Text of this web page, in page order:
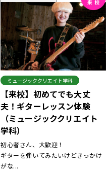
ミュージッククリエイト学科
【来校】初めてでも大丈
夫！ギターレッスン体験
（ミュージッククリエイト
学科）
初心者さん、大歓迎！
ギターを弾いてみたいけどきっかけ
がな...